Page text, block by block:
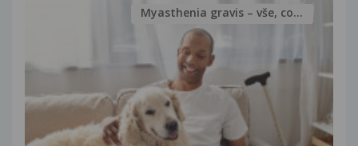
Myasthenia gravis – vše, co...